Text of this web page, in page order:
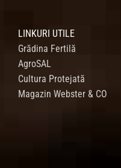
LINKURI UTILE
Grădina Fertilă
AgroSAL
Cultura Protejată
Magazin Webster & CO